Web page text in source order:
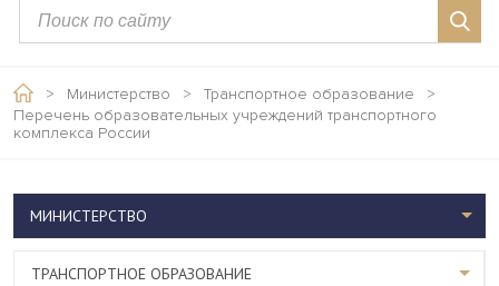
> Министерство > Транспортное образование
>
Перечень образовательных учреждений транспортного
комплекса России
МИНИСТЕРСТВО
ТРАНСПОРТНОЕ ОБРАЗОВАНИЕ